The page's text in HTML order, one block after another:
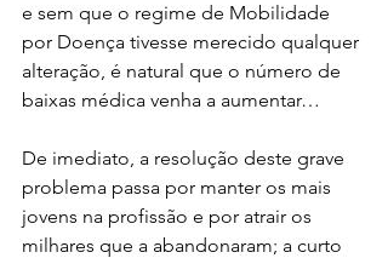
e sem que o regime de Mobilidade
por Doença tivesse merecido qualquer
alteração, é natural que o número de
baixas médica venha a aumentar…
De imediato, a resolução deste grave
problema passa por manter os mais
jovens na profissão e por atrair os
milhares que a abandonaram; a curto